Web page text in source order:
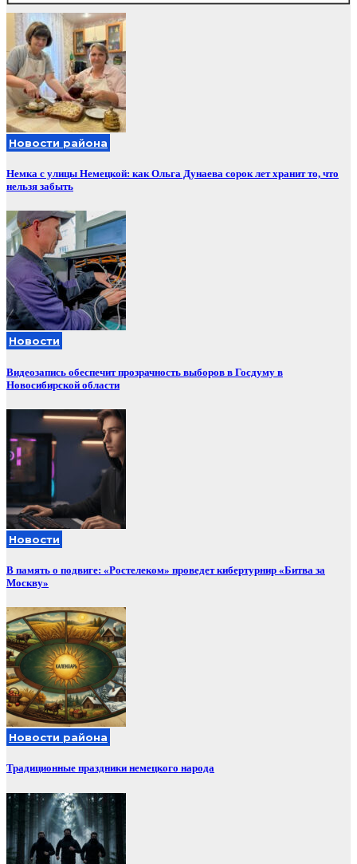
Новости района
Немка с улицы Немецкой: как Ольга Дунаева сорок лет хранит то, что
нельзя забыть
Новости
Видеозапись обеспечит прозрачность выборов в Госдуму в
Новосибирской области
Новости
В память о подвиге: «Ростелеком» проведет кибертурнир «Битва за
Москву»
Новости района
Традиционные праздники немецкого народа